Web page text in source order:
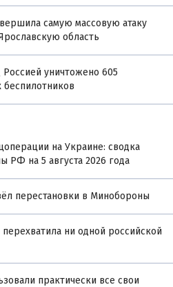
самую массовую атаку
область
Россией уничтожено 605
беспилотников
на Украине: сводка
РФ на 5 августа 2026 года
перестановки в Минобороны
ни одной российской
практически все свои